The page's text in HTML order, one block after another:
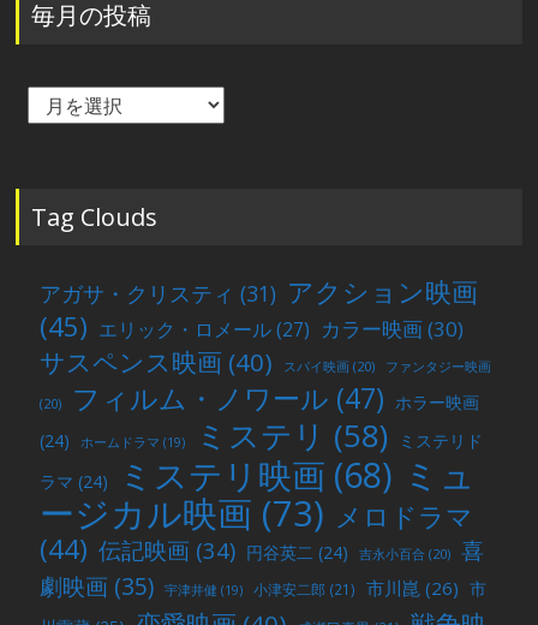
毎月の投稿
毎
稿
Tag Clouds
アガサ・クリスティ (31) アクション映画
(45) エリック・ロメール(27) カラー映画(30)
サスペンス映画 (40) スパイ映画 (20) ファンタジー映画
(20) フィルム・ノワール (47) ホラー映画
(24)
ホームドラマ (19) ミステリ (58)
ミステリド
ラマ (24) ミステリ映画 (68) ミュ
ージカル映画 (73) メロドラマ
(44) 伝記映画 (34) 円谷英二 (24) 吉永小百合 (20)
喜
劇映画 (35) 宇津井健 (19) 小津安二郎 (21) 市川崑 (26) 市